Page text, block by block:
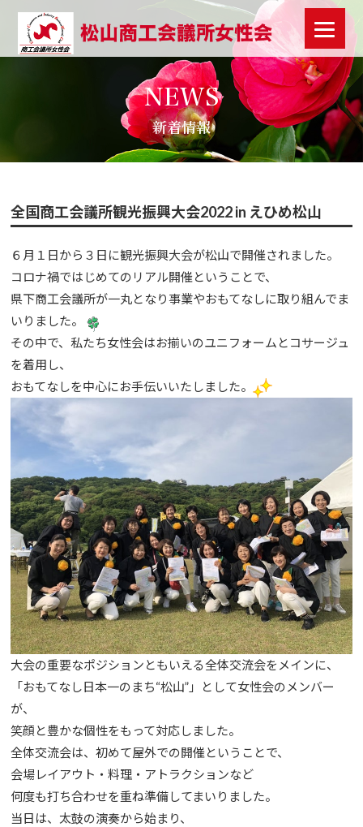
NEWS
新着情報
全国商工会議所観光振興大会2022 in えひめ松山
６月１日から３日に観光振興大会が松山で開催されました。
コロナ禍ではじめてのリアル開催ということで、
県下商工会議所が一丸となり事業やおもてなしに取り組んでま
いりました。
その中で、私たち女性会はお揃いのユニフォームとコサージュ
を着用し、
おもてなしを中心にお手伝いいたしました。
大会の重要なポジションともいえる全体交流会をメインに、
「おもてなし日本一のまち“松山”」として女性会のメンバー
が、
笑顔と豊かな個性をもって対応しました。
全体交流会は、初めて屋外での開催ということで、
会場レイアウト・料理・アトラクションなど
何度も打ち合わせを重ね準備してまいりました。
当日は、太鼓の演奏から始まり、